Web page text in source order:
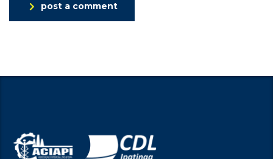
post a comment